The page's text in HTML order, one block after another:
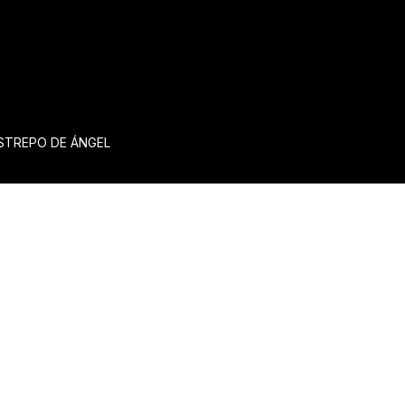
DE ÁNGEL